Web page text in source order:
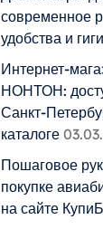
современное
удобства и
Интернет-
НОНТОН:
Санкт-
каталоге
Пошаговое
покупке
на сайте